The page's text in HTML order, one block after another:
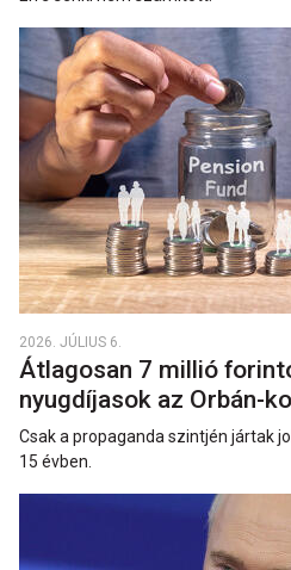
2026. JÚLIUS 6.
Átlagosan 7 millió
nyugdíjasok az Orbán-
Csak a propaganda szintjén jártak
15 évben.